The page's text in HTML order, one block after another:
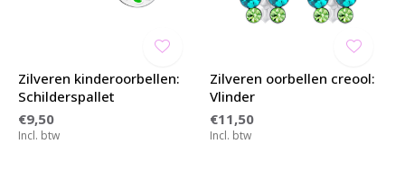
Zilveren kinderoorbellen:
Schilderspallet
€9,50
Incl. btw
Zilveren oorbellen creool:
Vlinder
€11,50
Incl. btw